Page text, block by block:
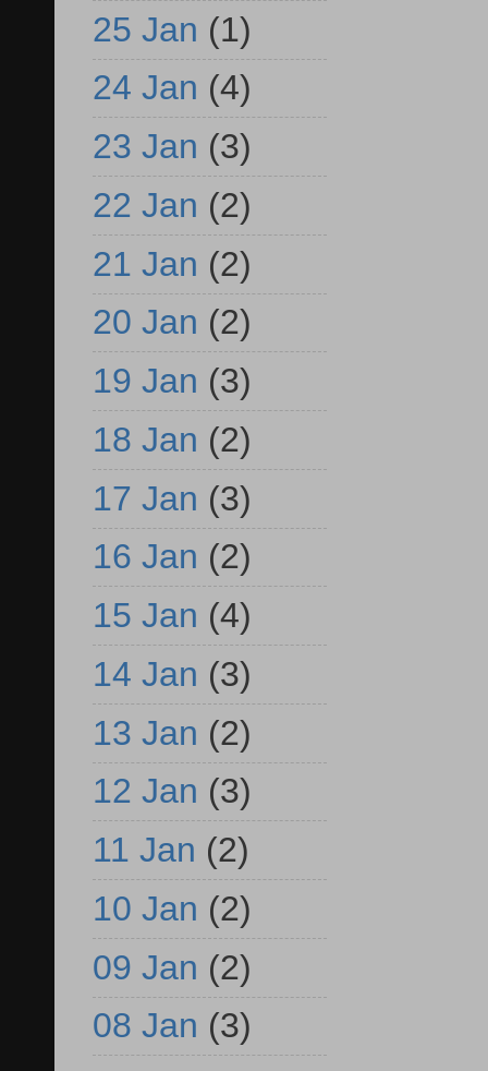
25 Jan (1)
24 Jan (4)
23 Jan (3)
22 Jan (2)
21 Jan (2)
20 Jan (2)
19 Jan (3)
18 Jan (2)
17 Jan (3)
16 Jan (2)
15 Jan (4)
14 Jan (3)
13 Jan (2)
12 Jan (3)
11 Jan (2)
10 Jan (2)
09 Jan (2)
08 Jan (3)